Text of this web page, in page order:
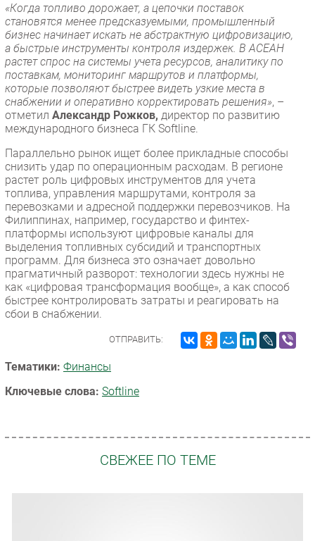
«Когда топливо дорожает, а цепочки поставок
становятся менее предсказуемыми, промышленный
бизнес начинает искать не абстрактную цифровизацию,
а быстрые инструменты контроля издержек. В АСЕАН
растет спрос на системы учета ресурсов, аналитику по
поставкам, мониторинг маршрутов и платформы,
которые позволяют быстрее видеть узкие места в
снабжении и оперативно корректировать решения», –
отметил Александр Рожков, директор по развитию
международного бизнеса ГК Softline.
Параллельно рынок ищет более прикладные способы
снизить удар по операционным расходам. В регионе
растет роль цифровых инструментов для учета
топлива, управления маршрутами, контроля за
перевозками и адресной поддержки перевозчиков. На
Филиппинах, например, государство и финтех-
платформы используют цифровые каналы для
выделения топливных субсидий и транспортных
программ. Для бизнеса это означает довольно
прагматичный разворот: технологии здесь нужны не
как «цифровая трансформация вообще», а как способ
быстрее контролировать затраты и реагировать на
сбои в снабжении.
ОТПРАВИТЬ:
Тематики: Финансы
Ключевые слова: Softline
СВЕЖЕЕ ПО ТЕМЕ